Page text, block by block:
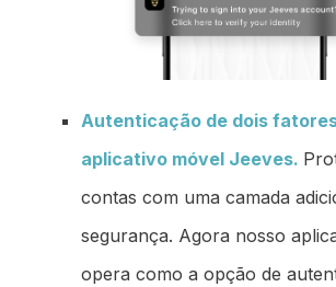
Autenticação de dois
aplicativo móvel Jeeves.
contas com uma camada
segurança. Agora nosso
opera como a opção de